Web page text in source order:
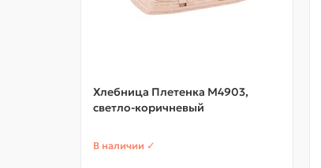
Хлебница Плетенка М4903,
светло-коричневый
В наличии ✓